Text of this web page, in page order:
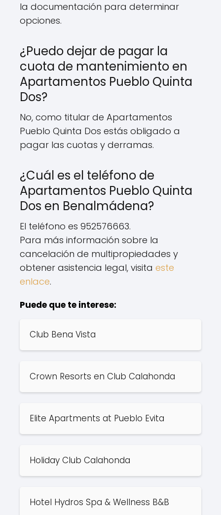
la documentación para determinar
opciones.
¿Puedo dejar de pagar la
cuota de mantenimiento en
Apartamentos Pueblo Quinta
Dos?
No, como titular de Apartamentos
Pueblo Quinta Dos estás obligado a
pagar las cuotas y derramas.
¿Cuál es el teléfono de
Apartamentos Pueblo Quinta
Dos en Benalmádena?
El teléfono es 952576663.
Para más información sobre la
cancelación de multipropiedades y
obtener asistencia legal, visita este
enlace.
Puede que te interese:
Club Bena Vista
Crown Resorts en Club Calahonda
Elite Apartments at Pueblo Evita
Holiday Club Calahonda
Hotel Hydros Spa & Wellness B&B